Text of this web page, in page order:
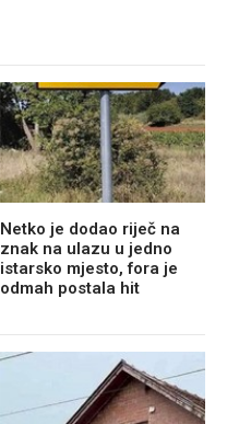
Netko je dodao riječ na
znak na ulazu u jedno
istarsko mjesto, fora je
odmah postala hit